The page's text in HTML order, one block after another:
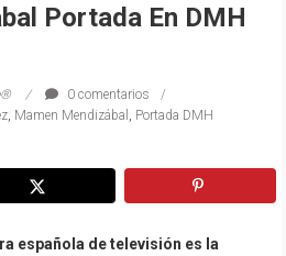
Portada En DMH
0 comentarios
, Mamen Mendizábal , Portada DMH
española de televisión es la